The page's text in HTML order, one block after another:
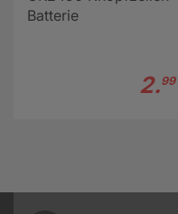
Batterie
2.99